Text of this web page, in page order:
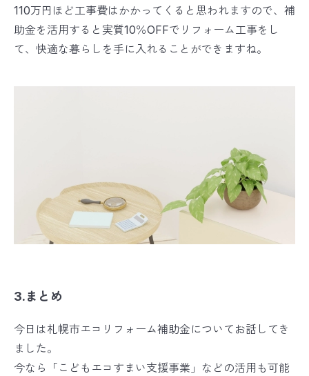
110万円ほど工事費はかかってくると思われますので、補
助金を活用すると実質10％OFFでリフォーム工事をし
て、快適な暮らしを手に入れることができますね。
3.まとめ
今日は札幌市エコリフォーム補助金についてお話してき
ました。
今なら「こどもエコすまい支援事業」などの活用も可能